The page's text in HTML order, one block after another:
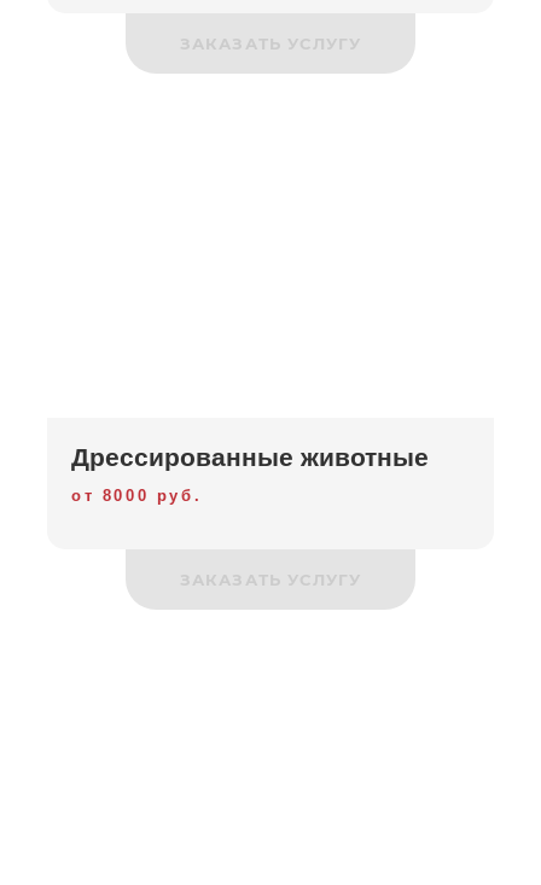
ЗАКАЗАТЬ УСЛУГУ
Дрессированные животные
от 8000 руб.
ЗАКАЗАТЬ УСЛУГУ